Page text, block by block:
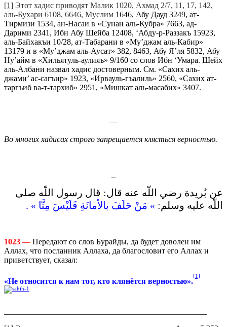
[1] Этот хадис приводят Малик 1020, Ахмад 2/7, 11, 17, 142,
аль-Бухари 6108, 6646, Муслим 1646, Абу Дауд 3249, ат-
Тирмизи 1534, ан-Насаи в «Сунан аль-Кубра» 7663, ад-
Дарими 2341, Ибн Абу Шейба 12408, ‘Абду-р-Раззакъ 15923,
аль-Байхакъи 10/28, ат-Табарани в «Му’джам аль-Кабир»
13179 и в «Му’джам аль-Аусат» 382, 8463, Абу Я’ля 5832, Абу
Ну’айм в «Хильятуль-аулияъ» 9/160 со слов Ибн ‘Умара. Шейх
аль-Албани назвал хадис достоверным. См. «Сахих аль-
джами’ ас-сагъир» 1923, «Ирвауль-гъалиль» 2560, «Сахих ат-
таргъиб ва-т-тархиб» 2951, «Мишкат аль-масабих» 3407.
—
Во многих хадисах строго запрещается клясться верностью.
عن بُريدة رضي اللّه عنه قال‏: ‏قال رسول اللّه صلى
اللّه عليه وسلم‏: ‏ ‏»‏ مَنْ حَلَفَ بالأمانَةِ فَلَيْسَ مِنَّا ‏»‏‏ .‏‏
1023 — Передают со слов Бурайды, да будет доволен им
Аллах, что посланник Аллаха, да благословит его Аллах и
приветствует, сказал:
«Не относится к нам тот, кто клянётся верностью».
[1]